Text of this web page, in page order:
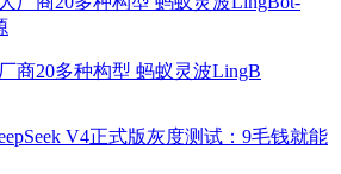
商20多种构型 蚂蚁灵波LingB